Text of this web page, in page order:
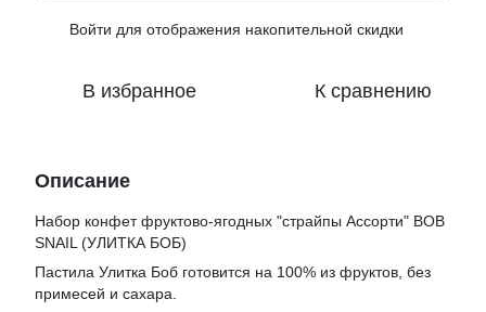
Войти для отображения накопительной скидки
В избранное К сравнению
Описание
Набор конфет фруктово-ягодных "страйпы Ассорти" BOB
SNAIL (УЛИТКА БОБ)
Пастила Улитка Боб готовится на 100% из фруктов, без
примесей и сахара.